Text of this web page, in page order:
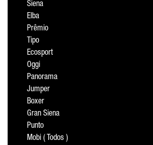
Siena
Elba
Prêmio
Tipo
Ecosport
Oggi
Panorama
Jumper
Boxer
Gran Siena
Punto
Mobi ( Todos )